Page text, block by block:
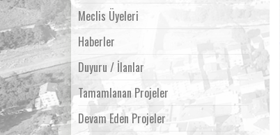
Meclis Üyeleri
Haberler
Duyuru / İlanlar
Tamamlanan Projeler
Devam Eden Projeler